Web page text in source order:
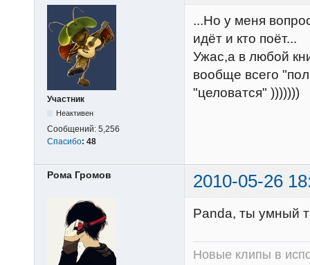
Участник
Неактивен
Сообщений: 5,256
Спасибо: 48
...Но у меня
идёт и кто поёт...
Ужас,а в любой
вообще всего
"целоватся" )))))))
Рома Громов 2010-05-26
Panda, ты умный
Новые клипы в